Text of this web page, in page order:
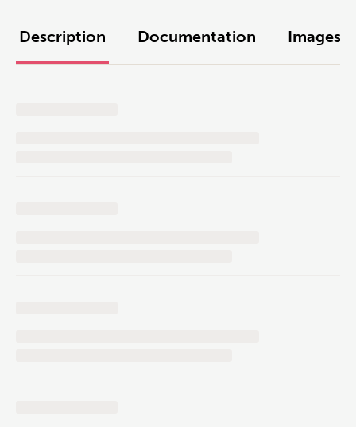
Description Documentation Images